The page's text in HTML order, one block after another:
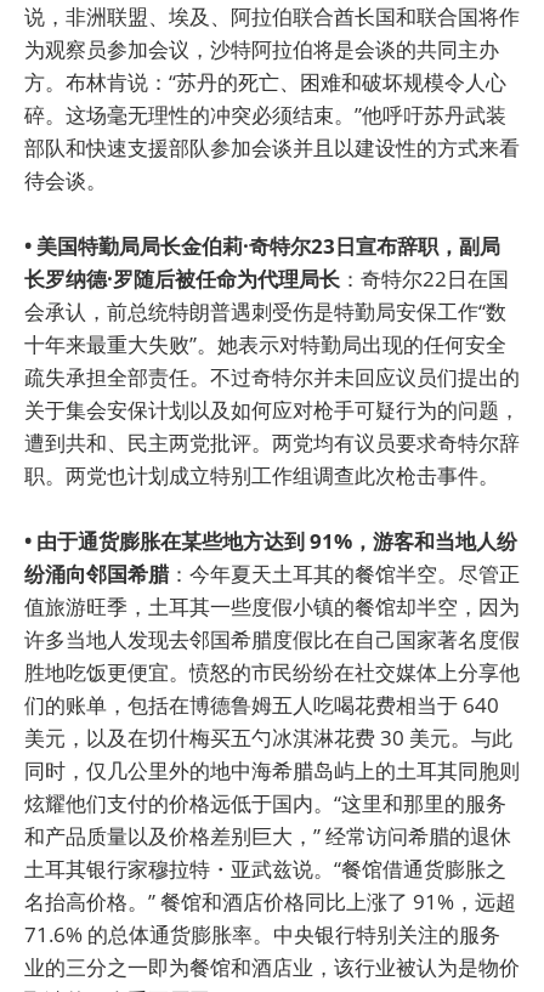
说，非洲联盟、埃及、阿拉伯联合酋长国和联合国将作
为观察员参加会议，沙特阿拉伯将是会谈的共同主办
方。布林肯说：“苏丹的死亡、困难和破坏规模令人心
碎。这场毫无理性的冲突必须结束。”他呼吁苏丹武装
部队和快速支援部队参加会谈并且以建设性的方式来看
待会谈。
• 美国特勤局局长金伯莉·奇特尔23日宣布辞职，副局
长罗纳德·罗随后被任命为代理局长 ：奇特尔22日在国
会承认，前总统特朗普遇刺受伤是特勤局安保工作“数
十年来最重大失败”。她表示对特勤局出现的任何安全
疏失承担全部责任。不过奇特尔并未回应议员们提出的
关于集会安保计划以及如何应对枪手可疑行为的问题，
遭到共和、民主两党批评。两党均有议员要求奇特尔辞
职。两党也计划成立特别工作组调查此次枪击事件。
• 由于通货膨胀在某些地方达到 91%，游客和当地人纷
纷涌向邻国希腊：今年夏天土耳其的餐馆半空。尽管正
值旅游旺季，土耳其一些度假小镇的餐馆却半空，因为
许多当地人发现去邻国希腊度假比在自己国家著名度假
胜地吃饭更便宜。愤怒的市民纷纷在社交媒体上分享他
们的账单，包括在博德鲁姆五人吃喝花费相当于 640
美元，以及在切什梅买五勺冰淇淋花费 30 美元。与此
同时，仅几公里外的地中海希腊岛屿上的土耳其同胞则
炫耀他们支付的价格远低于国内。“这里和那里的服务
和产品质量以及价格差别巨大，” 经常访问希腊的退休
土耳其银行家穆拉特・亚武兹说。“餐馆借通货膨胀之
名抬高价格。” 餐馆和酒店价格同比上涨了 91%，远超
71.6% 的总体通货膨胀率。中央银行特别关注的服务
业的三分之一即为餐馆和酒店业，该行业被认为是物价